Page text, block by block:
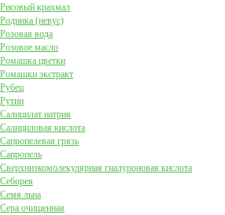
Рисовый крахмал
Родинка (невус)
Розовая вода
Розовое масло
Ромашка цветки
Ромашки экстракт
Рубец
Рутин
Салицилат натрия
Салициловая кислота
Сапропелевая грязь
Сапропель
Сверхнизкомолекулярная гиалуроновая кислота
Себорея
Семя льна
Сера очищенная